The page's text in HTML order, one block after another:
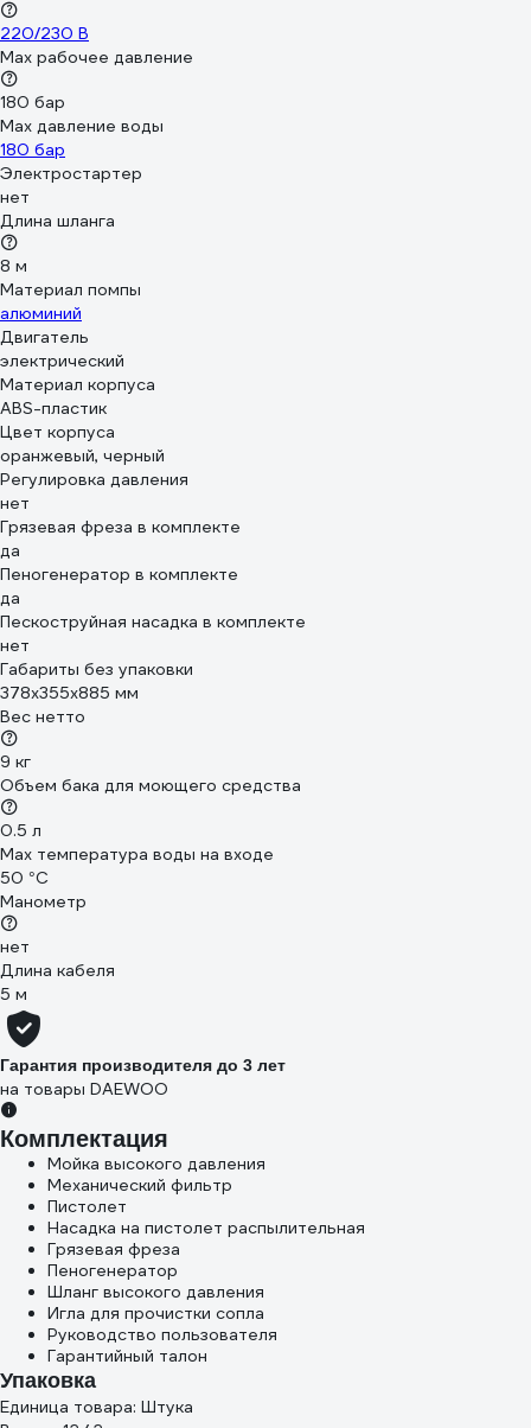
220/230 В
Мах рабочее давление
180 бар
Max давление воды
180 бар
Электростартер
нет
Длина шланга
8 м
Материал помпы
алюминий
Двигатель
электрический
Материал корпуса
ABS-пластик
Цвет корпуса
оранжевый, черный
Регулировка давления
нет
Грязевая фреза в комплекте
да
Пеногенератор в комплекте
да
Пескоструйная насадка в комплекте
нет
Габариты без упаковки
378х355х885 мм
Вес нетто
9 кг
Объем бака для моющего средства
0.5 л
Max температура воды на входе
50 °С
Манометр
нет
Длина кабеля
5 м
Гарантия производителя до 3 лет
на товары DAEWOO
Комплектация
Мойка высокого давления
Механический фильтр
Пистолет
Насадка на пистолет распылительная
Грязевая фреза
Пеногенератор
Шланг высокого давления
Игла для прочистки сопла
Руководство пользователя
Гарантийный талон
Упаковка
Единица товара: Штука